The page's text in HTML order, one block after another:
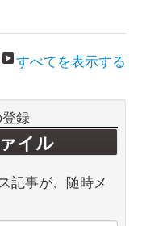
すべてを表示する
録
イル
記事が、随時メ